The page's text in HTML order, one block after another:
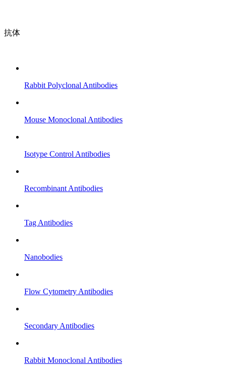
抗体
Rabbit Polyclonal Antibodies
Mouse Monoclonal Antibodies
Isotype Control Antibodies
Recombinant Antibodies
Tag Antibodies
Nanobodies
Flow Cytometry Antibodies
Secondary Antibodies
Rabbit Monoclonal Antibodies